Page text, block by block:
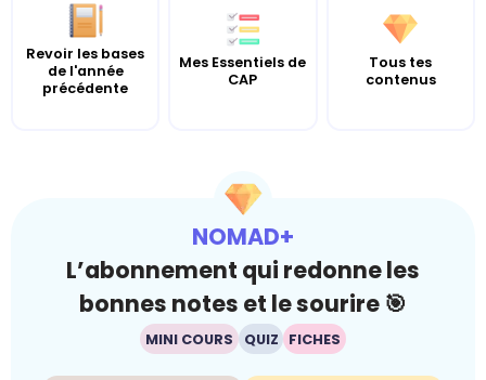
Revoir les bases
de l'année
précédente
Mes Essentiels de
CAP
Tous tes
contenus
NOMAD+
L’abonnement qui redonne les
bonnes notes et le sourire 🎯
MINI COURS QUIZ FICHES